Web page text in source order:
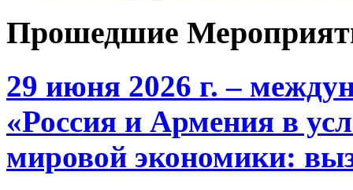
Прошедшие
29 июня 2026 г. –
«Россия и Армения в
мировой экономики: